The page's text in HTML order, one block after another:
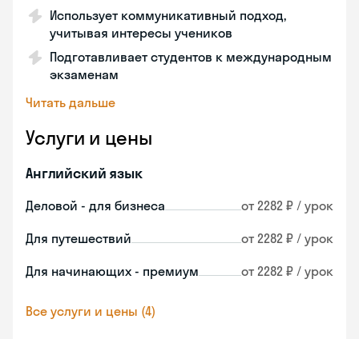
Использует коммуникативный подход,
учитывая интересы учеников
Подготавливает студентов к международным
экзаменам
Читать дальше
Услуги и цены
Английский язык
Деловой - для бизнеса от 2282 ₽ / урок
Для путешествий от 2282 ₽ / урок
Для начинающих - премиум от 2282 ₽ / урок
Все услуги и цены (4)